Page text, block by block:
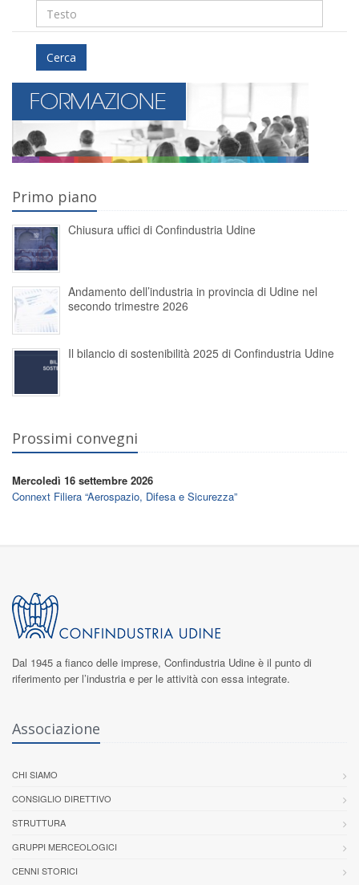
Cerca
Primo piano
Chiusura uffici di Confindustria Udine
Andamento dell’industria in provincia di Udine nel
secondo trimestre 2026
Il bilancio di sostenibilità 2025 di Confindustria Udine
Prossimi convegni
Mercoledì 16 settembre 2026
Connext Filiera “Aerospazio, Difesa e Sicurezza”
Dal 1945 a fianco delle imprese, Confindustria Udine è il punto di
riferimento per l’industria e per le attività con essa integrate.
Associazione
CHI SIAMO
CONSIGLIO DIRETTIVO
STRUTTURA
GRUPPI MERCEOLOGICI
CENNI STORICI